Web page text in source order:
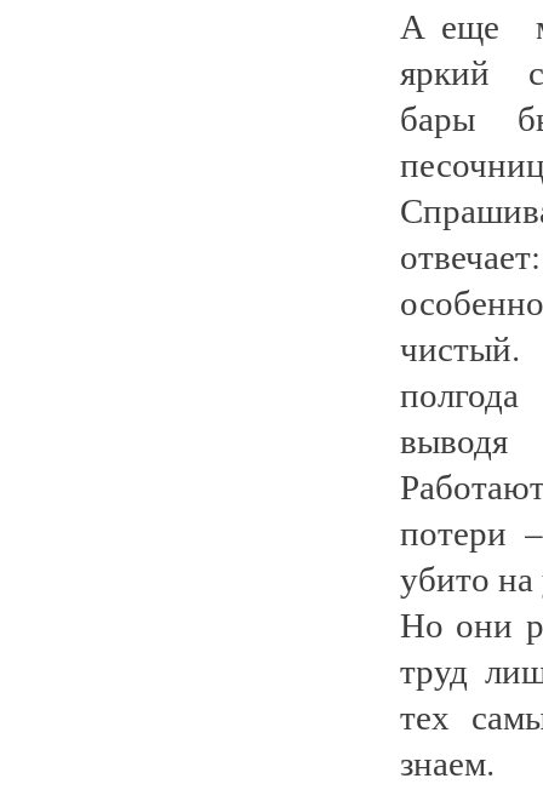
А еще
яркий
бары
потери
убито
Но они
труд
тех
знаем.